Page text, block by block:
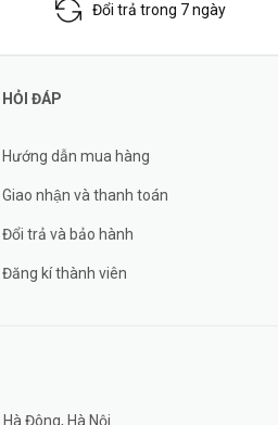
Đổi trả trong 7 ngày
HỎI ĐÁP
Hướng dẫn mua hàng
Giao nhận và thanh toán
Đổi trả và bảo hành
Đăng kí thành viên
Đông, Hà Nội